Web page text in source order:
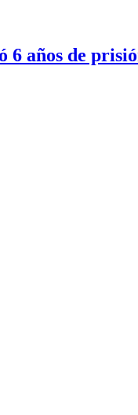
años de